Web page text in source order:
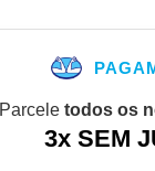
Parcele todos os
3x SEM